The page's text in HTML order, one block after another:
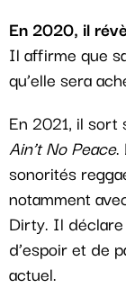
En 2020, il
Il affirme que
qu’elle sera
En 2021, il sort
Ain’t No Peace.
sonorités
notamment
Dirty. Il
d’espoir et de
actuel.